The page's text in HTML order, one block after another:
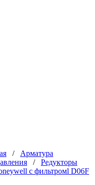
/ Арматура
/ Редукторы
с фильтромl D06F